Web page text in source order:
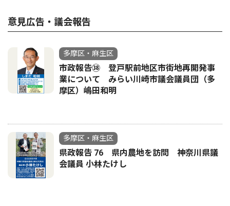
意見広告・議会報告
多摩区・麻生区
市政報告㊳ 登戸駅前地区市街地再開発事
業について みらい川崎市議会議員団（多
摩区）嶋田和明
多摩区・麻生区
県政報告 76 県内農地を訪問 神奈川県議
会議員 小林たけし